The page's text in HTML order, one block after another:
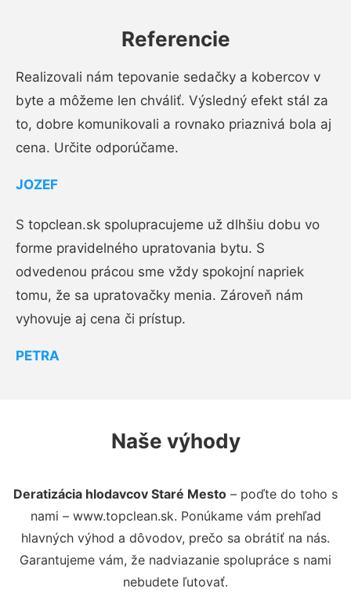
Referencie
Realizovali nám tepovanie sedačky a kobercov v
byte a môžeme len chváliť. Výsledný efekt stál za
to, dobre komunikovali a rovnako priaznivá bola aj
cena. Určite odporúčame.
JOZEF
S topclean.sk spolupracujeme už dlhšiu dobu vo
forme pravidelného upratovania bytu. S
odvedenou prácou sme vždy spokojní napriek
tomu, že sa upratovačky menia. Zároveň nám
vyhovuje aj cena či prístup.
PETRA
Naše výhody
Deratizácia hlodavcov Staré Mesto – poďte do toho s
nami – www.topclean.sk. Ponúkame vám prehľad
hlavných výhod a dôvodov, prečo sa obrátiť na nás.
Garantujeme vám, že nadviazanie spolupráce s nami
nebudete ľutovať.